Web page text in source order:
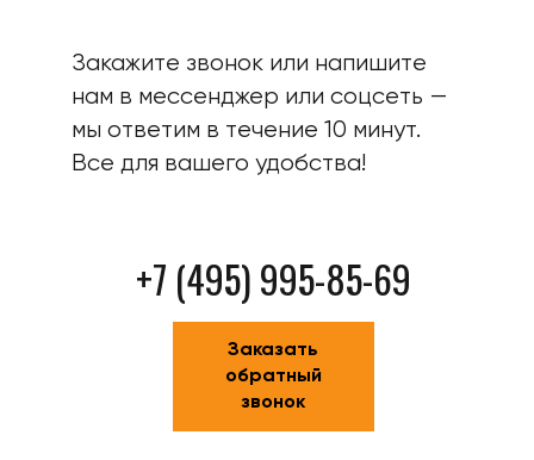
Закажите звонок или напишите
нам в мессенджер или соцсеть —
мы ответим в течение 10 минут.
Все для вашего удобства!
+7 (495) 995-85-69
Заказать
обратный
звонок